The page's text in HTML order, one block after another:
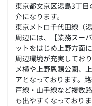
東京都文京区湯島3丁
介になります。
東京メトロ千代田線（
周辺には、【業務スー
ットをはじめ上野方面
周辺環境が充実してお
メ横や上野恩賜公園、
アとなっております。
戸線・山手線など複数
も出やすくなっておりま